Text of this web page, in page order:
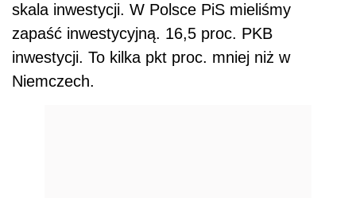
skala inwestycji. W Polsce PiS mieliśmy
zapaść inwestycyjną. 16,5 proc. PKB
inwestycji. To kilka pkt proc. mniej niż w
Niemczech.